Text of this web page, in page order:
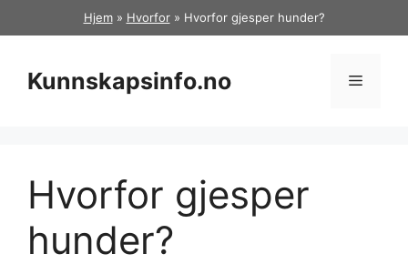
til
Hjem» Hvorfor» Hvorfor gjesper hunder?
Kunnskapsinfo.no Meny
Hvorfor gjesper
hunder?